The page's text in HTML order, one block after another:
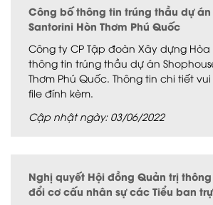
Công bố thông tin trúng thầu dự án
Santorini Hòn Thơm Phú Quốc
Công ty CP Tập đoàn Xây dựng
thông tin trúng thầu dự án
Thơm Phú Quốc. Thông tin chi tiết
file đính kèm.
Cập nhật ngày: 03/06/2022
Nghị quyết Hội đồng Quản trị
đổi cơ cấu nhân sự các Tiểu ban